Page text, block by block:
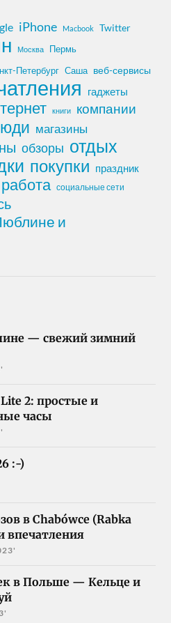
iPhone Macbook Twitter
Москва Пермь
Петербург Саша веб-сервисы
гаджеты
книги компании
магазины
обзоры отдых
покупки праздник
работа социальные сети
и
— свежий зимний
Lite 2: простые и
часы
:-)
в Chabówce (Rabka
в Польше — Кельце и